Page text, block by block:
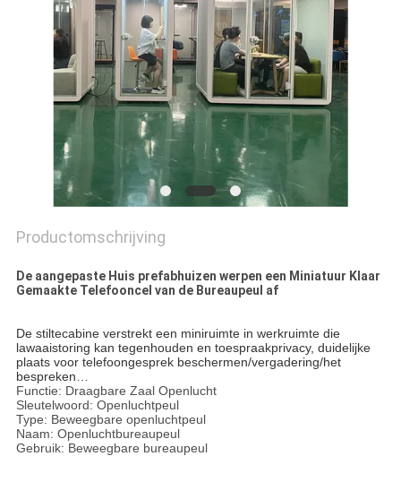
Productomschrijving
De aangepaste Huis prefabhuizen werpen een Miniatuur Klaar
Gemaakte Telefooncel van de Bureaupeul af
De stiltecabine verstrekt een miniruimte in werkruimte die
lawaaistoring kan tegenhouden en toespraakprivacy, duidelijke
plaats voor telefoongesprek beschermen/vergadering/het
bespreken…
Functie: Draagbare Zaal Openlucht
Sleutelwoord: Openluchtpeul
Type: Beweegbare openluchtpeul
Naam: Openluchtbureaupeul
Gebruik: Beweegbare bureaupeul